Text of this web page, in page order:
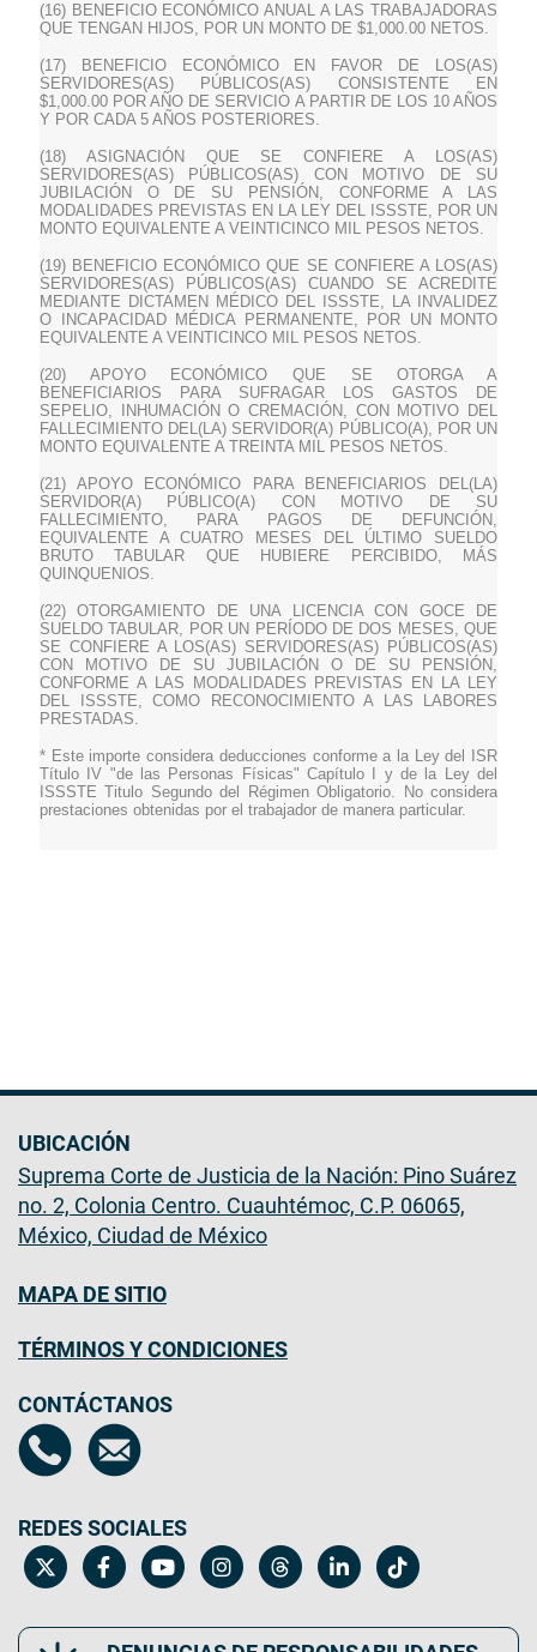
(16) BENEFICIO ECONÓMICO ANUAL A LAS TRABAJADORAS
QUE TENGAN HIJOS, POR UN MONTO DE $1,000.00 NETOS.
(17) BENEFICIO ECONÓMICO EN FAVOR DE LOS(AS)
SERVIDORES(AS) PÚBLICOS(AS) CONSISTENTE EN
$1,000.00 POR AÑO DE SERVICIO A PARTIR DE LOS 10 AÑOS
Y POR CADA 5 AÑOS POSTERIORES.
(18) ASIGNACIÓN QUE SE CONFIERE A LOS(AS)
SERVIDORES(AS) PÚBLICOS(AS) CON MOTIVO DE SU
JUBILACIÓN O DE SU PENSIÓN, CONFORME A LAS
MODALIDADES PREVISTAS EN LA LEY DEL ISSSTE, POR UN
MONTO EQUIVALENTE A VEINTICINCO MIL PESOS NETOS.
(19) BENEFICIO ECONÓMICO QUE SE CONFIERE A LOS(AS)
SERVIDORES(AS) PÚBLICOS(AS) CUANDO SE ACREDITE
MEDIANTE DICTAMEN MÉDICO DEL ISSSTE, LA INVALIDEZ
O INCAPACIDAD MÉDICA PERMANENTE, POR UN MONTO
EQUIVALENTE A VEINTICINCO MIL PESOS NETOS.
(20) APOYO ECONÓMICO QUE SE OTORGA A
BENEFICIARIOS PARA SUFRAGAR LOS GASTOS DE
SEPELIO, INHUMACIÓN O CREMACIÓN, CON MOTIVO DEL
FALLECIMIENTO DEL(LA) SERVIDOR(A) PÚBLICO(A), POR UN
MONTO EQUIVALENTE A TREINTA MIL PESOS NETOS.
(21) APOYO ECONÓMICO PARA BENEFICIARIOS DEL(LA)
SERVIDOR(A) PÚBLICO(A) CON MOTIVO DE SU
FALLECIMIENTO, PARA PAGOS DE DEFUNCIÓN,
EQUIVALENTE A CUATRO MESES DEL ÚLTIMO SUELDO
BRUTO TABULAR QUE HUBIERE PERCIBIDO, MÁS
QUINQUENIOS.
(22) OTORGAMIENTO DE UNA LICENCIA CON GOCE DE
SUELDO TABULAR, POR UN PERÍODO DE DOS MESES, QUE
SE CONFIERE A LOS(AS) SERVIDORES(AS) PÚBLICOS(AS)
CON MOTIVO DE SU JUBILACIÓN O DE SU PENSIÓN,
CONFORME A LAS MODALIDADES PREVISTAS EN LA LEY
DEL ISSSTE, COMO RECONOCIMIENTO A LAS LABORES
PRESTADAS.
* Este importe considera deducciones conforme a la Ley del ISR
Título IV "de las Personas Físicas" Capítulo I y de la Ley del
ISSSTE Titulo Segundo del Régimen Obligatorio. No considera
prestaciones obtenidas por el trabajador de manera particular.
UBICACIÓN
Suprema Corte de Justicia de la Nación: Pino Suárez
no. 2, Colonia Centro. Cuauhtémoc, C.P. 06065,
México, Ciudad de México
MAPA DE SITIO
TÉRMINOS Y CONDICIONES
CONTÁCTANOS
REDES SOCIALES